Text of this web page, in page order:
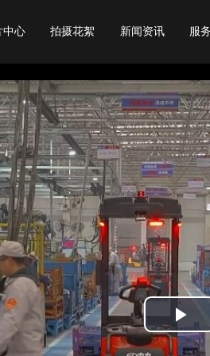
中心 拍摄花絮 新闻资讯
视频资讯
视频赏析
公司动态
服
产
动
会
专题
年